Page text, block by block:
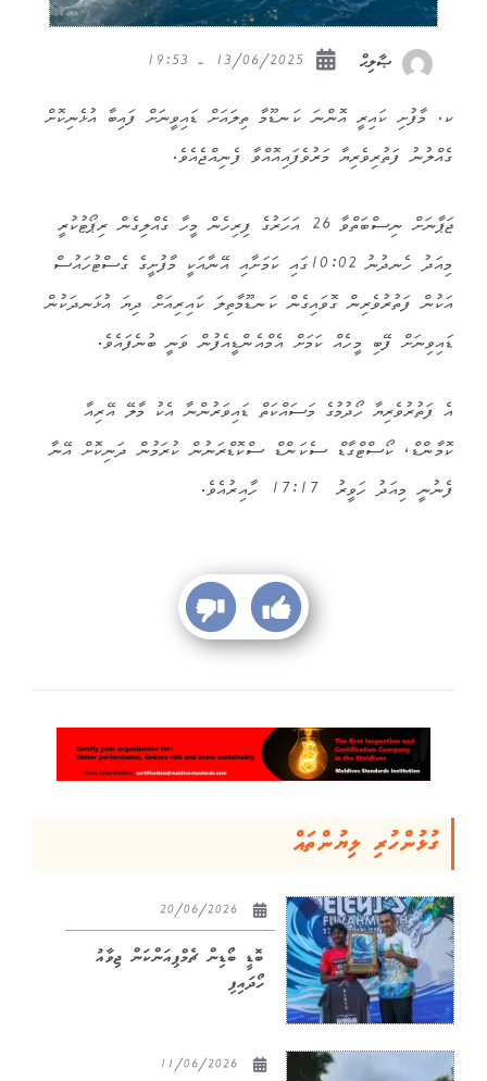
ޞާލިޙް
ކ. މާފުށި ކައިރީ އޮންނަ ކަނޑޫމާ ތިލައަށް ޑައިވީނަށް ފައިބާ އުޅެނިކޮށް
ގެއްލުނު ފަތުރިވެރިޔާ މަރުވެފައިއޮއްވާ ފެނިއްޖެއެވެ.
ޖަޕާނަށް ނިސްބަތްވާ 26 އަހަރުގެ ފިރިހެން މީހާ ގެއްލިގެން ރިޕޯޓުކުރީ
މިއަދު ހެނދުނު 10:02ގައި ކަމަށާއި އޭނާއަކީ މާފުށީގެ ގެސްޓުހައުސް
އަކުން ފަތުރުވެރިން ގޮވައިގެން ކަނޑޫމާތިލަ ކައިރިއަށް ދިޔަ އުޅަނދަކުން
ޑައިވިނަށް ފޭބި މީހެއް ކަމަށް އެމްއެންޑީއެފުން ވަނީ ބުނެފައެވެ.
އެ ފަތުރުވެރިޔާ ހޯދުމުގެ މަސައްކަތް ޑައިވަރުންނާ އެކު މާލޭ އޭރިއާ
ކޮމާންޑް، ކޯސްޓްގާޑް ސެކަންޑް ސްކޮޑްރަނުން ކުރަމުން ދަނިކޮށް އޭނާ
ފެނުނީ މިއަދު ހަވީރު 17:17 ހާއިރުއެވެ.
ގުޅުންހުރި ލިޔުންތައް
ބޮޑީ ބޯޑިން ޗެމްޕިއަންކަން ޖިވާއު
ހޯދައިފި